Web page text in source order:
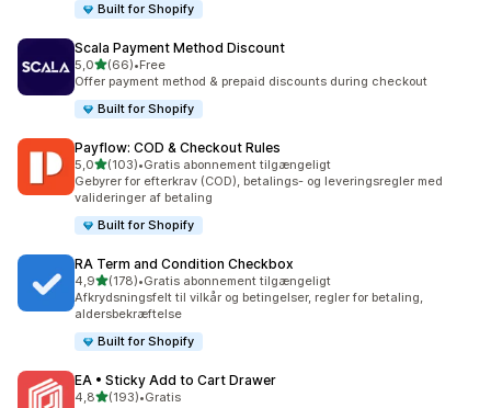
Built for Shopify
Scala Payment Method Discount
5,0ud af 5 stjerner
(66)
66 anmeldelser i alt
•Free
Offer payment method & prepaid discounts during checkout
Built for Shopify
Payflow: COD & Checkout Rules
5,0ud af 5 stjerner
(103)
103 anmeldelser i alt
•Gratis abonnement tilgængeligt
Gebyrer for efterkrav (COD), betalings- og leveringsregler med
valideringer af betaling
Built for Shopify
RA Term and Condition Checkbox
4,9ud af 5 stjerner
(178)
178 anmeldelser i alt
•Gratis abonnement tilgængeligt
Afkrydsningsfelt til vilkår og betingelser, regler for betaling,
aldersbekræftelse
Built for Shopify
EA • Sticky Add to Cart Drawer
4,8ud af 5 stjerner
(193)
193 anmeldelser i alt
•Gratis